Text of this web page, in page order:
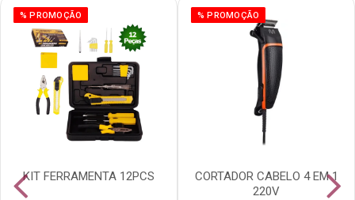
% PROMOÇÃO
KIT FERRAMENTA 12PCS
% PROMOÇÃO
CORTADOR CABELO 4 EM 1
220V